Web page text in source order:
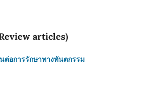
articles)
ต่อการรักษาทางทันตกรรม